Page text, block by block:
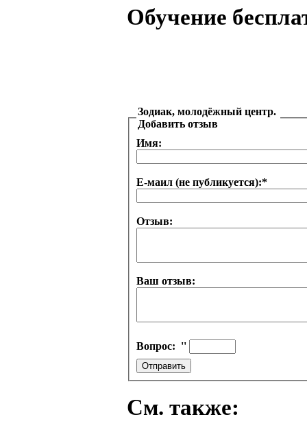
Обучение
Зодиак, молодёжный центр.
Добавить отзыв
Имя:
Е-маил (не публикуется):*
Отзыв:
Ваш отзыв:
Вопрос: ''
См. также: